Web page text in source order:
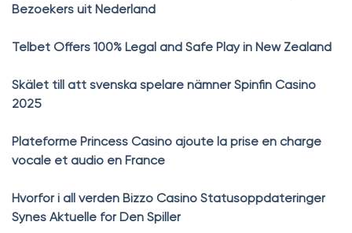
Bezoekers uit Nederland
Telbet Offers 100% Legal and Safe Play in New Zealand
Skälet till att svenska spelare nämner Spinfin Casino
2025
Plateforme Princess Casino ajoute la prise en charge
vocale et audio en France
Hvorfor i all verden Bizzo Casino Statusoppdateringer
Synes Aktuelle for Den Spiller